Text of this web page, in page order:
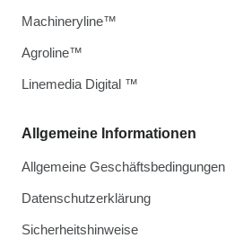
Allgemeine Informationen
Allgemeine Geschäftsbedingungen
Datenschutzerklärung
Sicherheitshinweise
Machineryline™
Agroline™
Linemedia Digital ™